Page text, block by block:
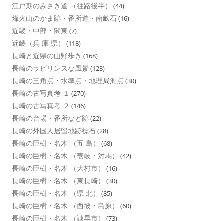
江戸期のみさき道 （往路後半） (44)
烽火山のかま跡・番所道・南畝石(16)
近畿・中部・関東 (7)
近畿（兵 庫 県） (118)
長崎と近県の山野歩き (168)
長崎のラビリンスな風景 (123)
長崎の三角点・水準点・地理局測点 (30)
長崎の古写真考 １ (270)
長崎の古写真考 ２ (146)
長崎の台場・番所など跡(22)
長崎の外国人居留地跡標石(28)
長崎の巨樹・名木 （五 島） (68)
長崎の巨樹・名木 （壱岐・対馬） (42)
長崎の巨樹・名木 （大村市） (16)
長崎の巨樹・名木 （東長崎） (30)
長崎の巨樹・名木 （県 北） (85)
長崎の巨樹・名木 （西彼・島原） (60)
長崎の巨樹・名木 （諌早市） (73)